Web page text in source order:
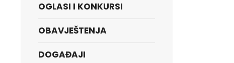
OGLASI I KONKURSI
OBAVJEŠTENJA
DOGAĐAJI